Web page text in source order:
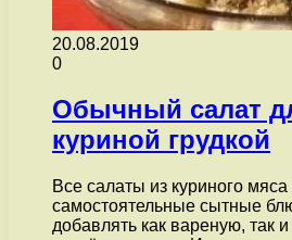
20.08.2019
0
Обычный салат
куриной грудкой
Все салаты из куриного мяса
самостоятельные сытные
добавлять как вареную, так